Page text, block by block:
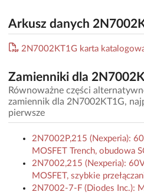
Arkusz danych
2N7002KT1G karta
Zamienniki dla
Równoważne części
zamiennik dla 2N7002KT1G,
pierwsze
2N7002P,215 (Nexperia):
MOSFET Trench, obudowa
2N7002,215 (Nexperia):
MOSFET, szybkie
2N7002-7-F (Diodes Inc.):